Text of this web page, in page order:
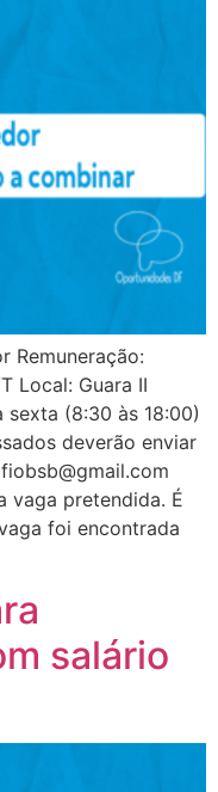
Remuneração:
Local: Guara II
(8:30 às 18:00)
deverão enviar
vaga pretendida. É
foi encontrada
salário